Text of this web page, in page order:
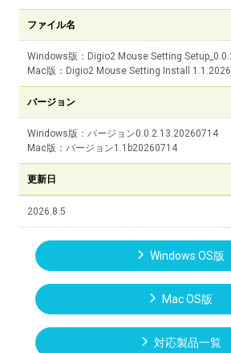
ファイル名
Windows版：Digio2 Mouse Setting
Mac版：Digio2 Mouse Setting Install
バージョン
Windows版：バージョン0.0.2.13.20260714
Mac版：バージョン1.1b20260714
更新日
2026.8.5
Windows OS版
Mac OS版
対応製品一覧